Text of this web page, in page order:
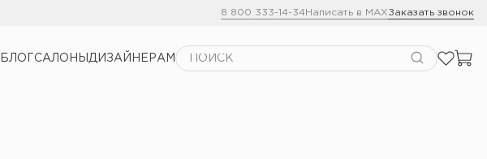
8 800 333-14-34Написать в MAXЗаказать звонок
БЛОГСАЛОНЫ ДИЗАЙНЕРАМ